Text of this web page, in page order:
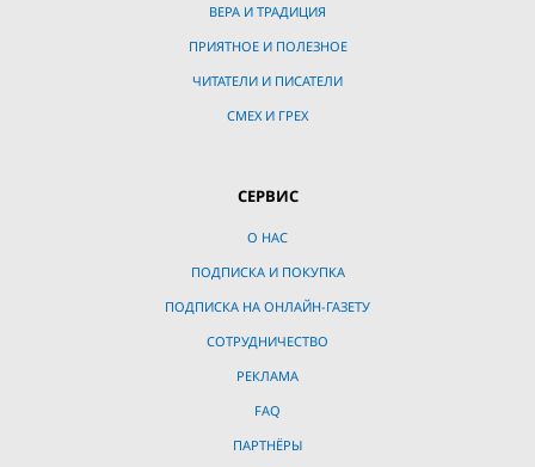
ВЕРА И ТРАДИЦИЯ
ПРИЯТНОЕ И ПОЛЕЗНОЕ
ЧИТАТЕЛИ И ПИСАТЕЛИ
СМЕХ И ГРЕХ
СЕРВИС
О НАС
ПОДПИСКА И ПОКУПКА
ПОДПИСКА НА ОНЛАЙН-ГАЗЕТУ
СОТРУДНИЧЕСТВО
РЕКЛАМА
FAQ
ПАРТНЁРЫ